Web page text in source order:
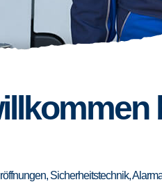
Sicherheitstechnik,